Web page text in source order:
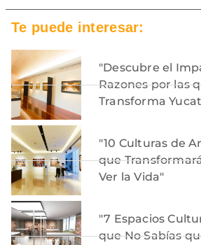
Te puede interesar:
"Descubre el
Razones por las
Transforma
"10 Culturas de
que
Ver la Vida"
"7 Espacios
que No Sabías